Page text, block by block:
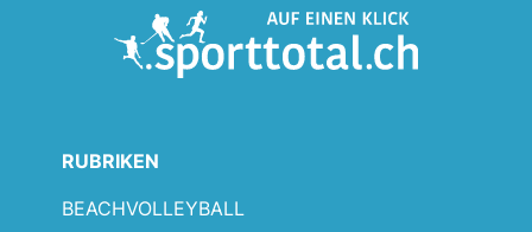
RUBRIKEN
BEACHVOLLEYBALL